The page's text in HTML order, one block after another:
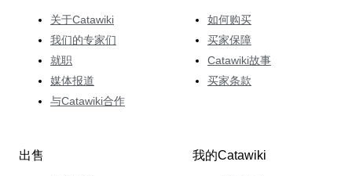
关于Catawiki
我们的专家们
就职
媒体报道
与Catawiki合作
如何购买
买家保障
Catawiki故事
买家条款
出售 我的Catawiki